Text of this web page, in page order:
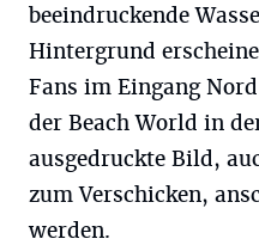
beeindruckende
Hintergrund
Fans im Eingang
der Beach World in
ausgedruckte Bild,
zum Verschicken,
werden.